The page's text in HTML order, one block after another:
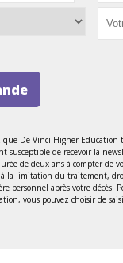
De Vinci Higher
susceptible de recevoir la
de deux ans à compter de
la limitation du traitement,
personnel après votre
vous pouvez choisir de